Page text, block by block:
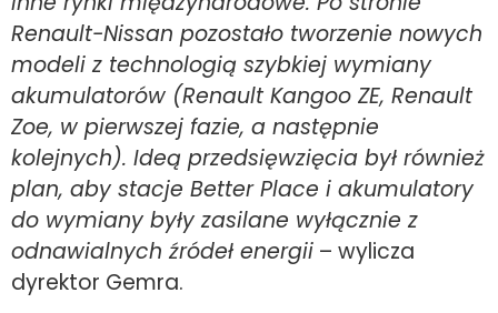
Renault-Nissan pozostało tworzenie nowych
modeli z technologią szybkiej wymiany
akumulatorów (Renault Kangoo ZE, Renault
Zoe, w pierwszej fazie, a następnie
kolejnych). Ideą przedsięwzięcia był również
plan, aby stacje Better Place i akumulatory
do wymiany były zasilane wyłącznie z
odnawialnych źródeł energii – wylicza
dyrektor Gemra.